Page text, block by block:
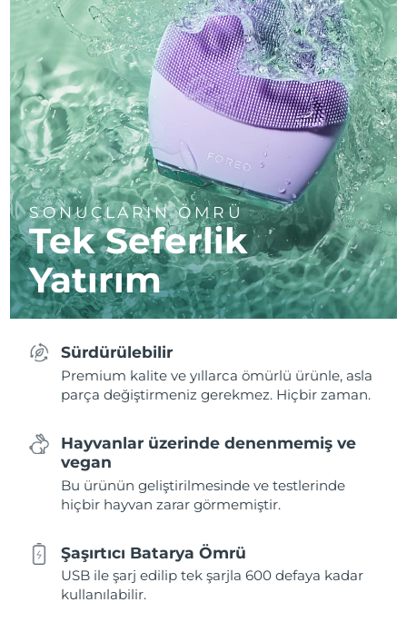
SONUÇLARIN ÖMRÜ
Tek Seferlik
Yatırım
Sürdürülebilir
Premium kalite ve yıllarca ömürlü ürünle, asla
parça değiştirmeniz gerekmez. Hiçbir zaman.
Hayvanlar üzerinde denenmemiş ve
vegan
Bu ürünün geliştirilmesinde ve testlerinde
hiçbir hayvan zarar görmemiştir.
Şaşırtıcı Batarya Ömrü
USB ile şarj edilip tek şarjla 600 defaya kadar
kullanılabilir.